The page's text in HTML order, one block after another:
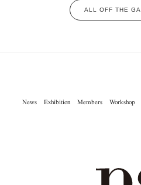
ALL OFF THE
News Exhibition Members Workshop